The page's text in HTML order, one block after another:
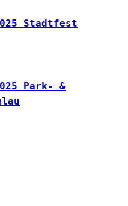
Stadtfest
Park- &